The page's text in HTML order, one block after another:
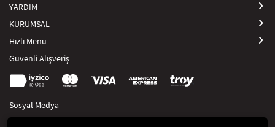
YARDIM
KURUMSAL
Hızlı Menü
Güvenli Alışveriş
Sosyal Medya